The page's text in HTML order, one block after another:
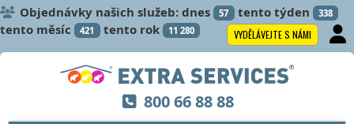
Objednávky našich služeb: dnes 57 tento týden 338
tento měsíc 421 tento rok 11 280 VYDĚLÁVEJTE S NÁMI
800 66 88 88